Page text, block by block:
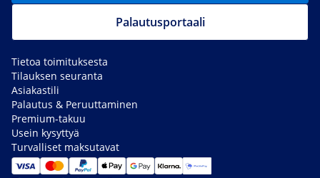
Palautusportaali
Tietoa toimituksesta
Tilauksen seuranta
Asiakastili
Palautus & Peruuttaminen
Premium-takuu
Usein kysyttyä
Turvalliset maksutavat